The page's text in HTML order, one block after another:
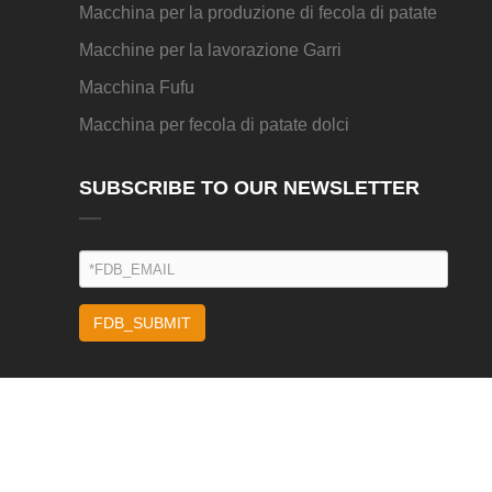
Macchina per la produzione di fecola di patate
Macchine per la lavorazione Garri
Macchina Fufu
Macchina per fecola di patate dolci
SUBSCRIBE TO OUR NEWSLETTER
FDB_SUBMIT